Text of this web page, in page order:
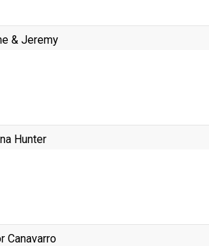
& Jeremy
Hunter
Canavarro